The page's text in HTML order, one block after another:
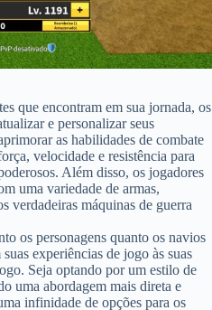
que encontram em sua jornada, os
e personalizar seus
as habilidades de combate
velocidade e resistência para
Além disso, os jogadores
uma variedade de armas,
verdadeiras máquinas de guerra
os personagens quanto os navios
experiências de jogo às suas
Seja optando por um estilo de
uma abordagem mais direta e
infinidade de opções para os